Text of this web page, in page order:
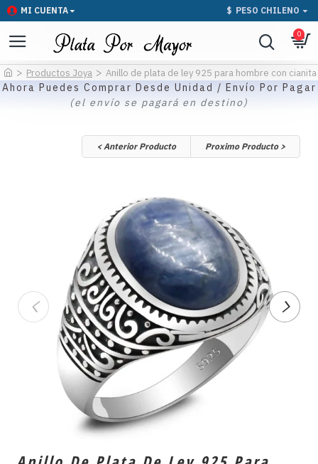
MI CUENTA $ PESO CHILENO
0
Productos Joya Anillo de plata de ley 925 para hombre con
Ahora Puedes Comprar Desde Unidad / Envío Por Pagar
(el envío se pagará en destino)
< Anterior Producto Proximo Producto >